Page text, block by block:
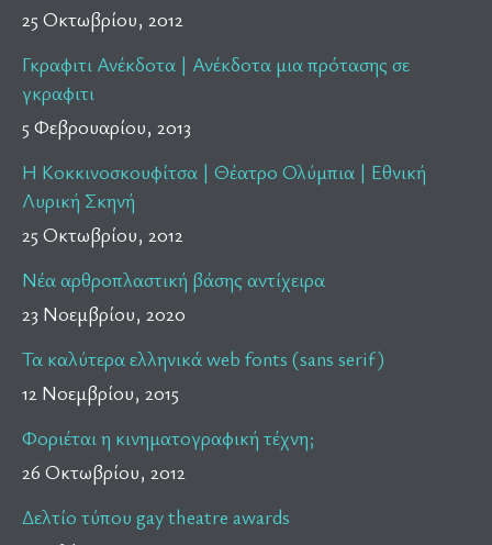
25 Οκτωβρίου, 2012
Γκραφιτι Ανέκδοτα | Ανέκδοτα μια πρότασης σε
γκραφιτι
5 Φεβρουαρίου, 2013
Η Κοκκινοσκουφίτσα | Θέατρο Ολύμπια | Εθνική
Λυρική Σκηνή
25 Οκτωβρίου, 2012
Νέα αρθροπλαστική βάσης αντίχειρα
23 Νοεμβρίου, 2020
Τα καλύτερα ελληνικά web fonts (sans serif)
12 Νοεμβρίου, 2015
Φοριέται η κινηματογραφική τέχνη;
26 Οκτωβρίου, 2012
Δελτίο τύπου gay theatre awards